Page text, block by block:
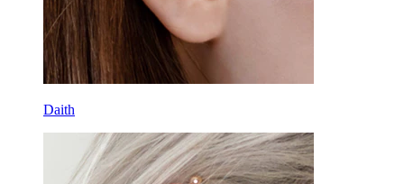
Daith
Buet stav
Øreflip
Titanium